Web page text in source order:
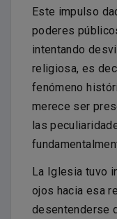
Este impulso
poderes
intentando
religiosa, es
fenómeno
merece ser
las
La Iglesia tuvo
ojos hacia esa
desentenderse